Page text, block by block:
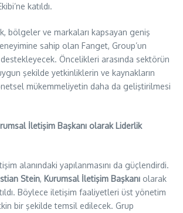
katıldı.
bölgeler ve markaları kapsayan geniş
sahip olan Fanget, Group’un
Öncelikleri arasında sektörün
şekilde yetkinliklerin ve kaynakların
mükemmeliyetin daha da geliştirilmesi
İletişim Başkanı olarak Liderlik
alanındaki yapılanmasını da güçlendirdi.
Stein, Kurumsal İletişim Başkanı olarak
Böylece iletişim faaliyetleri üst yönetim
bir şekilde temsil edilecek. Grup